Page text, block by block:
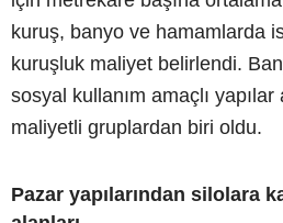
kuruş, banyo ve hamamlarda
kuruşluk maliyet belirlendi.
sosyal kullanım amaçlı
maliyetli gruplardan biri oldu.
Pazar yapılarından silolara